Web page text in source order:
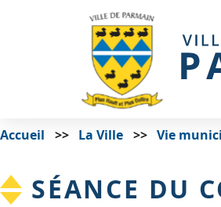
Accueil La Ville Vie
SÉANCE DU